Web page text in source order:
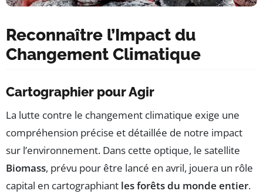
Reconnaître l’Impact du
Changement Climatique
Cartographier pour Agir
La lutte contre le changement climatique exige une
compréhension précise et détaillée de notre impact
sur l’environnement. Dans cette optique, le satellite
Biomass, prévu pour être lancé en avril, jouera un rôle
capital en cartographiant les forêts du monde entier.